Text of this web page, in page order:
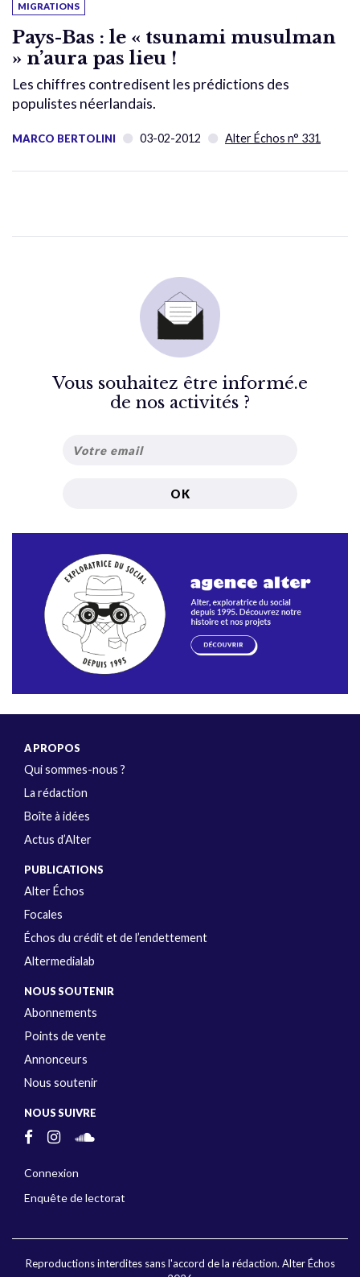
MIGRATIONS
Pays-Bas : le « tsunami musulman
» n’aura pas lieu !
Les chiffres contredisent les prédictions des
populistes néerlandais.
MARCO BERTOLINI 03-02-2012 Alter Échos n° 331
Vous souhaitez être informé.e
de nos activités ?
A PROPOS
Qui sommes-nous ?
La rédaction
Boîte à idées
Actus d’Alter
PUBLICATIONS
Alter Échos
Focales
Échos du crédit et de l’endettement
Altermedialab
NOUS SOUTENIR
Abonnements
Points de vente
Annonceurs
Nous soutenir
NOUS SUIVRE
Connexion
Enquête de lectorat
Reproductions interdites sans l'accord de la rédaction. Alter Échos